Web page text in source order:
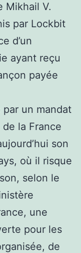
Mikhail V.
par Lockbit
d’un
ayant reçu
payée
par un mandat
de la France
son
où il risque
selon le
une
pour les
de